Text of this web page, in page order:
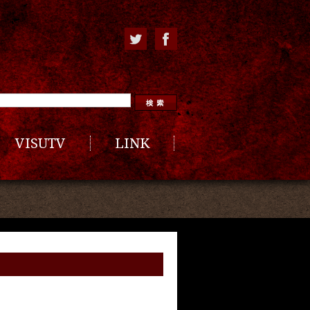
VISUTV LINK